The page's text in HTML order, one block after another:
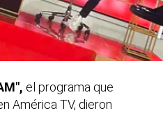
el programa que
América TV, dieron